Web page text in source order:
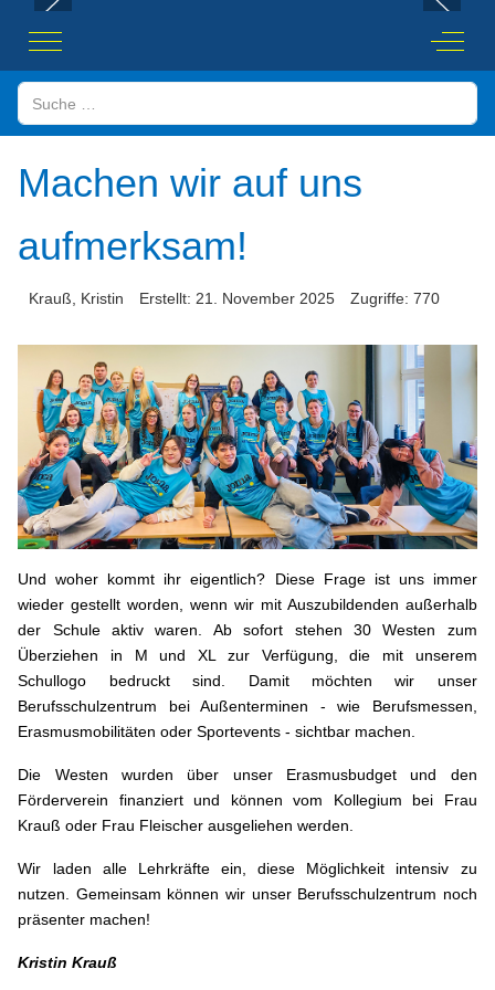
Mobile Menu Toggle Off-
Suchen
Machen wir auf uns
aufmerksam!
Krauß, Kristin Erstellt: 21. November 2025 Zugriffe: 770
Und woher kommt ihr eigentlich? Diese Frage ist uns immer
wieder gestellt worden, wenn wir mit Auszubildenden außerhalb
der Schule aktiv waren. Ab sofort stehen 30 Westen zum
Überziehen in M und XL zur Verfügung, die mit unserem
Schullogo bedruckt sind. Damit möchten wir unser
Berufsschulzentrum bei Außenterminen - wie Berufsmessen,
Erasmusmobilitäten oder Sportevents - sichtbar machen.
Die Westen wurden über unser Erasmusbudget und den
Förderverein finanziert und können vom Kollegium bei Frau
Krauß oder Frau Fleischer ausgeliehen werden.
Wir laden alle Lehrkräfte ein, diese Möglichkeit intensiv zu
nutzen. Gemeinsam können wir unser Berufsschulzentrum noch
präsenter machen!
Kristin Krauß